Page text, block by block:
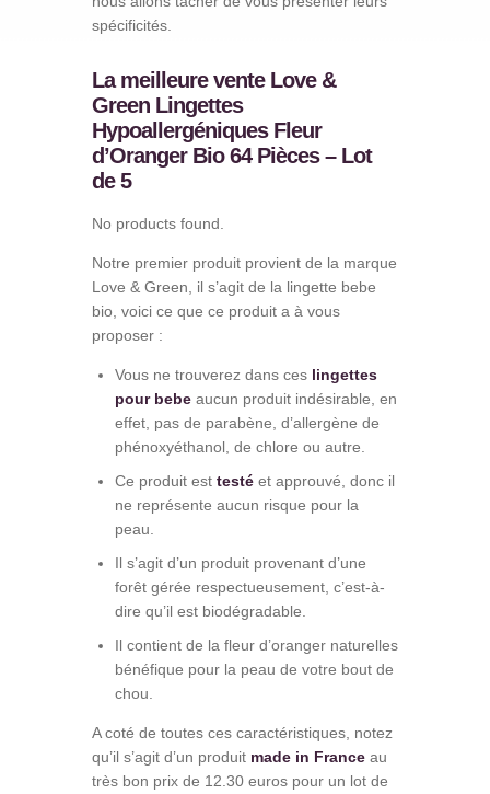
spécificités.
La meilleure vente Love &
Green Lingettes
Hypoallergéniques Fleur
d’Oranger Bio 64 Pièces – Lot
de 5
No products found.
Notre premier produit provient de la marque
Love & Green, il s’agit de la lingette bebe
bio, voici ce que ce produit a à vous
proposer :
Vous ne trouverez dans ces lingettes
pour bebe aucun produit indésirable, en
effet, pas de parabène, d’allergène de
phénoxyéthanol, de chlore ou autre.
Ce produit est testé et approuvé, donc il
ne représente aucun risque pour la
peau.
Il s’agit d’un produit provenant d’une
forêt gérée respectueusement, c’est-à-
dire qu’il est biodégradable.
Il contient de la fleur d’oranger naturelles
bénéfique pour la peau de votre bout de
chou.
A coté de toutes ces caractéristiques, notez
qu’il s’agit d’un produit made in France au
très bon prix de 12.30 euros pour un lot de